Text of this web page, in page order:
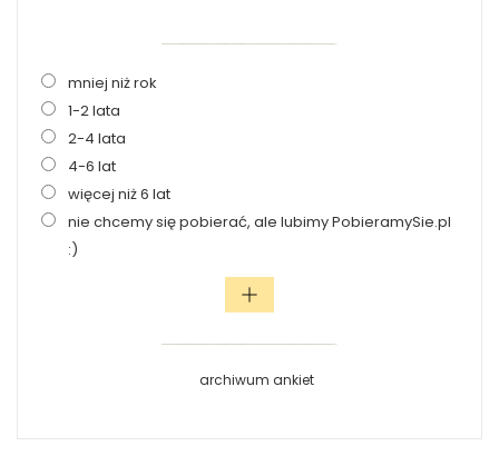
mniej niż rok
1-2 lata
2-4 lata
4-6 lat
więcej niż 6 lat
nie chcemy się pobierać, ale lubimy PobieramySie.pl
:)
archiwum ankiet